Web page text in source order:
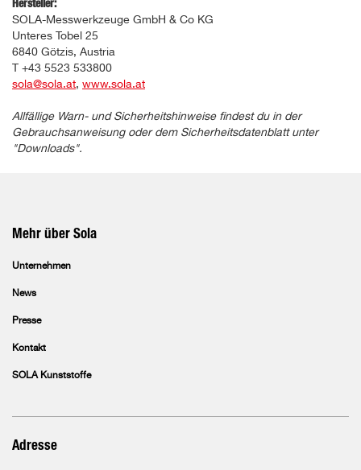
Hersteller:
SOLA-Messwerkzeuge GmbH & Co KG
Unteres Tobel 25
6840 Götzis, Austria
T +43 5523 533800
sola@sola.at, www.sola.at
Allfällige Warn- und Sicherheitshinweise findest du in der
Gebrauchsanweisung oder dem Sicherheitsdatenblatt unter
"Downloads".
Mehr über Sola
Unternehmen
News
Presse
Kontakt
SOLA Kunststoffe
Adresse